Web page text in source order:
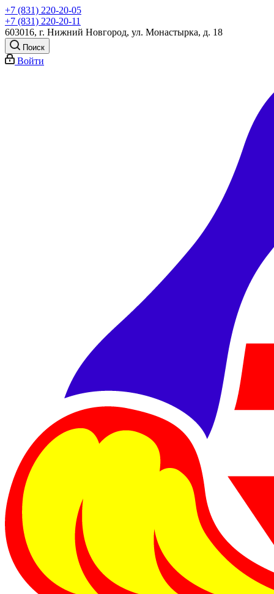
+7 (831) 220-20-05
+7 (831) 220-20-11
603016, г. Нижний Новгород, ул. Монастырка, д. 18
Поиск
Войти